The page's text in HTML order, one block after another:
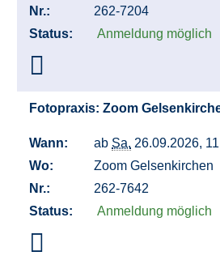
Nr.:
262-7204
Status:
Anmeldung möglich
Fotopraxis: Zoom
Wann: ab Sa. 26.09.2026,
Wo:
Zoom Gelsenkirchen
Nr.:
262-7642
Status:
Anmeldung möglich